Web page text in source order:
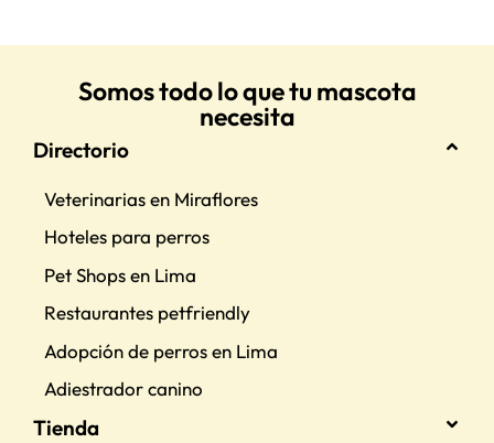
Somos todo lo que tu mascota
necesita
Directorio
Veterinarias en Miraflores
Hoteles para perros
Pet Shops en Lima
Restaurantes petfriendly
Adopción de perros en Lima
Adiestrador canino
Tienda